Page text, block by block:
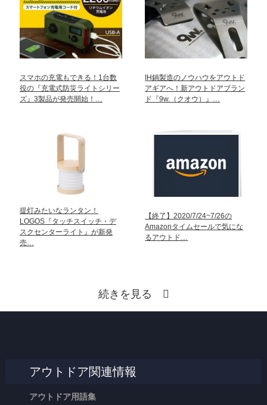
スマホの充電もできる！1台数
役の『充電式防災ライトシリー
ズ』3製品が発売開始！…
IH鍋製造のノウハウをアウトド
アギアへ！新アウトドアブラン
ド『9w.（クオウ）』…
提灯みたいなランタン！
LOGOS『タッチスイッチ・デ
スクセンターライト』が新発
売…
【終了】2020/7/24~7/26の
Amazonタイムセールで気にな
るアウトド…
続きを見る
アウトドア関連情報
アウトドア用語集